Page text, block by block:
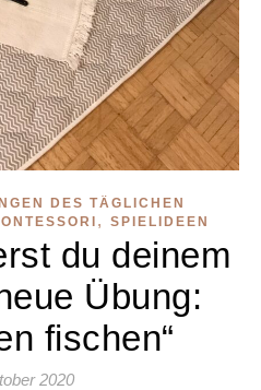
DES TÄGLICHEN
, SPIELIDEEN
du deinem
Übung:
fischen“
2020